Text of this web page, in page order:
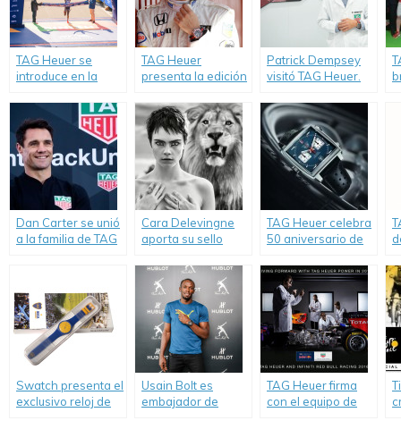
TAG Heuer se
introduce en la
TAG Heuer
presenta la edición
del reloj Formula 1.
Patrick Dempsey
visitó TAG Heuer.
Dan Carter se unió
a la familia de TAG
Cara Delevingne
aporta su sello
campaña de TAG
Heuer «Don’t Crack
Under Pressure».
TAG Heuer celebra
50 aniversario de
Monaco.
Swatch presenta el
exclusivo reloj de
Usain Bolt es
embajador de
TAG Heuer firma
con el equipo de